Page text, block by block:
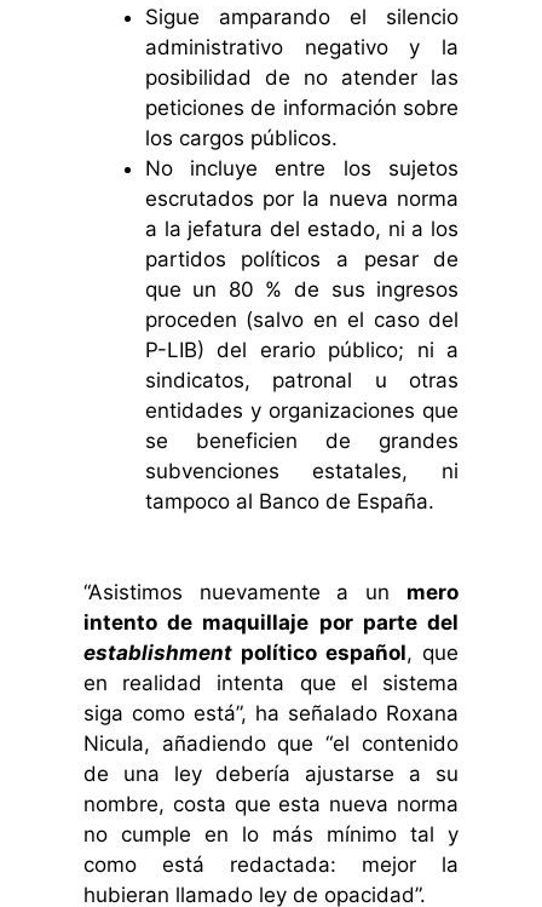
Sigue amparando el silencio
administrativo negativo y la
posibilidad de no atender las
peticiones de información sobre
los cargos públicos.
No incluye entre los sujetos
escrutados por la nueva norma
a la jefatura del estado, ni a los
partidos políticos a pesar de
que un 80 % de sus ingresos
proceden (salvo en el caso del
P-LIB) del erario público; ni a
sindicatos, patronal u otras
entidades y organizaciones que
se beneficien de grandes
subvenciones estatales, ni
tampoco al Banco de España.
“Asistimos nuevamente a un mero
intento de maquillaje por parte del
establishmentpolítico español, que
en realidad intenta que el sistema
siga como está”, ha señalado Roxana
Nicula, añadiendo que “el contenido
de una ley debería ajustarse a su
nombre, costa que esta nueva norma
no cumple en lo más mínimo tal y
como está redactada: mejor la
hubieran llamado ley de opacidad”.